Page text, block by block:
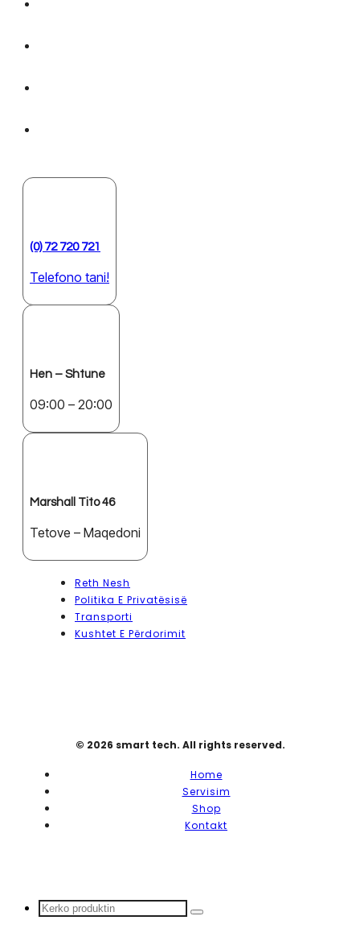
(0) 72 720 721
Telefono tani!
Hen – Shtune
09:00 – 20:00
Marshall Tito 46
Tetove – Maqedoni
Reth Nesh
Politika E Privatësisë
Transporti
Kushtet E Përdorimit
© 2026 smart tech. All rights reserved.
Home
Servisim
Shop
Kontakt
Search
...